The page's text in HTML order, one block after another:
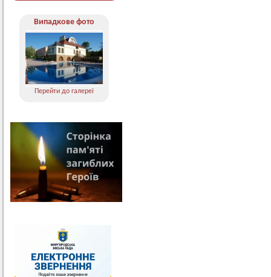
Випадкове фото
Перейти до галереї